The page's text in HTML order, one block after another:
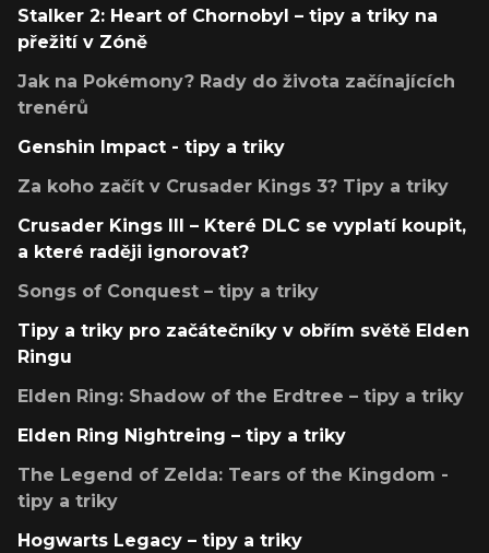
Stalker 2: Heart of Chornobyl – tipy a triky na
přežití v Zóně
Jak na Pokémony? Rady do života začínajících
trenérů
Genshin Impact - tipy a triky
Za koho začít v Crusader Kings 3? Tipy a triky
Crusader Kings III – Které DLC se vyplatí koupit,
a které raději ignorovat?
Songs of Conquest – tipy a triky
Tipy a triky pro začátečníky v obřím světě Elden
Ringu
Elden Ring: Shadow of the Erdtree – tipy a triky
Elden Ring Nightreing – tipy a triky
The Legend of Zelda: Tears of the Kingdom -
tipy a triky
Hogwarts Legacy – tipy a triky